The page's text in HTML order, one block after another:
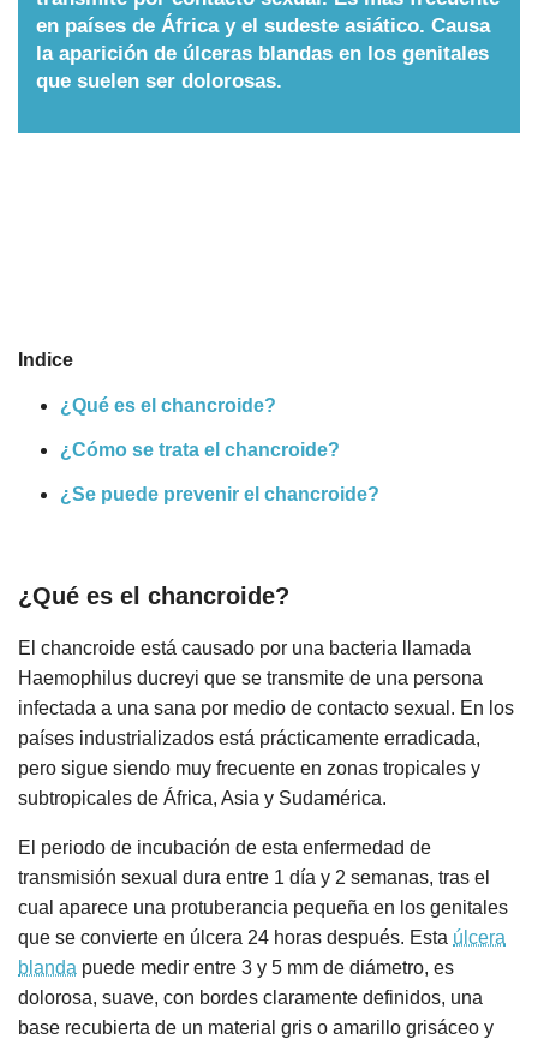
Nombres
en países de África y el sudeste asiático. Causa
la aparición de úlceras blandas en los genitales
que suelen ser dolorosas.
Indice
¿Qué es el chancroide?
¿Cómo se trata el chancroide?
¿Se puede prevenir el chancroide?
¿Qué es el chancroide?
El chancroide está causado por una bacteria llamada
Haemophilus ducreyi que se transmite de una persona
infectada a una sana por medio de contacto sexual. En los
países industrializados está prácticamente erradicada,
pero sigue siendo muy frecuente en zonas tropicales y
subtropicales de África, Asia y Sudamérica.
El periodo de incubación de esta enfermedad de
transmisión sexual dura entre 1 día y 2 semanas, tras el
cual aparece una protuberancia pequeña en los genitales
que se convierte en úlcera 24 horas después. Esta úlcera
blanda puede medir entre 3 y 5 mm de diámetro, es
dolorosa, suave, con bordes claramente definidos, una
base recubierta de un material gris o amarillo grisáceo y